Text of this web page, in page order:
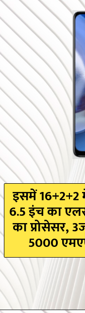
इसमें 16+2+2
6.5 इंच का
का प्रोसेसर,
5000